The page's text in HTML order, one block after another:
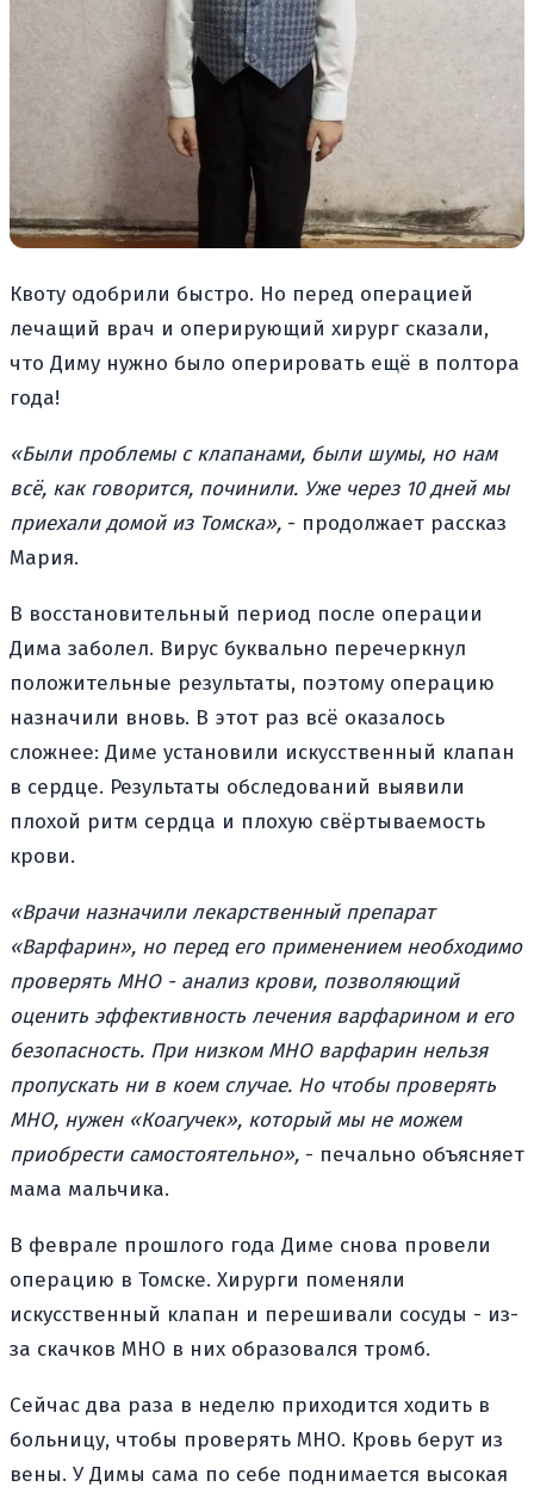
Квоту одобрили быстро. Но перед операцией
лечащий врач и оперирующий хирург сказали,
что Диму нужно было оперировать ещё в полтора
года!
«Были проблемы с клапанами, были шумы, но нам
всё, как говорится, починили. Уже через 10 дней мы
приехали домой из Томска», - продолжает рассказ
Мария.
В восстановительный период после операции
Дима заболел. Вирус буквально перечеркнул
положительные результаты, поэтому операцию
назначили вновь. В этот раз всё оказалось
сложнее: Диме установили искусственный клапан
в сердце. Результаты обследований выявили
плохой ритм сердца и плохую свёртываемость
крови.
«Врачи назначили лекарственный препарат
«Варфарин», но перед его применением необходимо
проверять МНО - анализ крови, позволяющий
оценить эффективность лечения варфарином и его
безопасность. При низком МНО варфарин нельзя
пропускать ни в коем случае. Но чтобы проверять
МНО, нужен «Коагучек», который мы не можем
приобрести самостоятельно», - печально объясняет
мама мальчика.
В феврале прошлого года Диме снова провели
операцию в Томске. Хирурги поменяли
искусственный клапан и перешивали сосуды - из-
за скачков МНО в них образовался тромб.
Сейчас два раза в неделю приходится ходить в
больницу, чтобы проверять МНО. Кровь берут из
вены. У Димы сама по себе поднимается высокая